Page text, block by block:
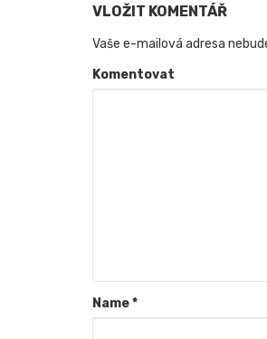
VLOŽIT KOMENTÁŘ
Vaše e-mailová adresa
Komentovat
Name*